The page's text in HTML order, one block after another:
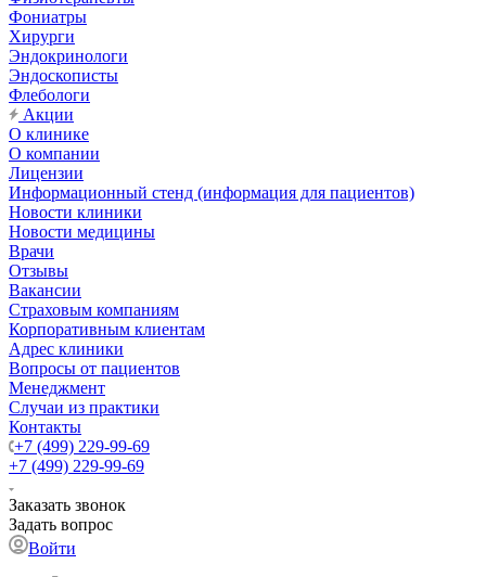
Фониатры
Хирурги
Эндокринологи
Эндоскописты
Флебологи
Акции
О клинике
О компании
Лицензии
Информационный стенд (информация для пациентов)
Новости клиники
Новости медицины
Врачи
Отзывы
Вакансии
Страховым компаниям
Корпоративным клиентам
Адрес клиники
Вопросы от пациентов
Менеджмент
Случаи из практики
Контакты
+7 (499) 229-99-69
+7 (499) 229-99-69
Заказать звонок
Задать вопрос
Войти